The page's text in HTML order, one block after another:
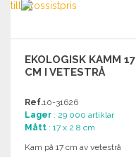
EKOLOGISK KAMM 17
CM I VETESTRÅ
Ref.10-31626
Lager : 29 000 artiklar
Mått : 17 x 2.8 cm
Kam på 17 cm av vetestrå